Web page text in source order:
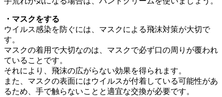
・マスクをする
ウイルス感染を防ぐには、マスクによる飛沫対策が大切で
す。
マスクの着用で大切なのは、マスクで必ず口の周りが覆われ
ていることです。
それにより、飛沫の広がらない効果を得られます。
また、マスクの表面にはウイルスが付着している可能性があ
るため、手で触らないことと適宜な交換が必要です。